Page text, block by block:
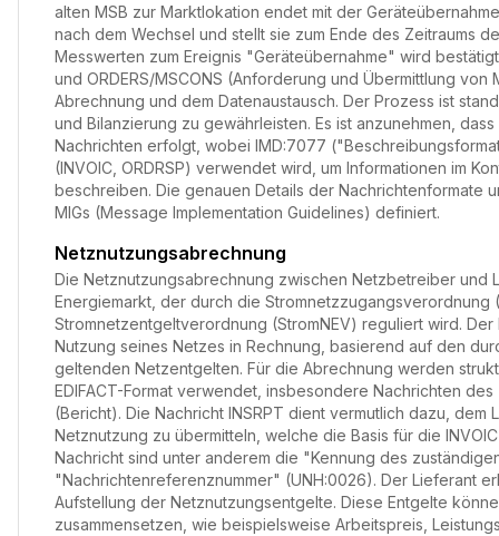
alten MSB zur Marktlokation endet mit der
nach dem Wechsel und stellt sie zum Ende des Zeitraums
Messwerten zum Ereignis "Geräteübernahme" wird
und ORDERS/MSCONS (Anforderung und Übermittlung
Abrechnung und dem Datenaustausch. Der Prozess ist
und Bilanzierung zu gewährleisten. Es ist anzunehmen,
Nachrichten erfolgt, wobei IMD:7077
(INVOIC, ORDRSP) verwendet wird, um Informationen im
beschreiben. Die genauen Details der Nachrichtenformate
MIGs (Message Implementation Guidelines) definiert.
Netznutzungsabrechnung
Die Netznutzungsabrechnung zwischen Netzbetreiber und
Energiemarkt, der durch die Stromnetzzugangsverordnung
Stromnetzentgeltverordnung (StromNEV) reguliert wird.
Nutzung seines Netzes in Rechnung, basierend auf den
geltenden Netzentgelten. Für die Abrechnung werden
EDIFACT-Format verwendet, insbesondere Nachrichten
(Bericht). Die Nachricht INSRPT dient vermutlich dazu,
Netznutzung zu übermitteln, welche die Basis für die
Nachricht sind unter anderem die "Kennung des
"Nachrichtenreferenznummer" (UNH:0026). Der Lieferant
Aufstellung der Netznutzungsentgelte. Diese Entgelte
zusammensetzen, wie beispielsweise Arbeitspreis,